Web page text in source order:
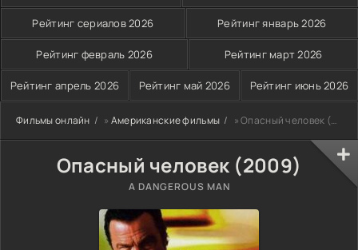
Рейтинг сериалов 2026 Рейтинг январь 2026
Рейтинг февраль 2026 Рейтинг март 2026
Рейтинг апрель 2026 Рейтинг май 2026 Рейтинг июнь 2026
Фильмы онлайн » Американские фильмы » Опасный человек (2009)
Опасный человек (2009)
A DANGEROUS MAN